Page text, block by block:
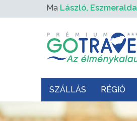
Ma László, Eszmeralda
SZÁLLÁS RÉGIÓ